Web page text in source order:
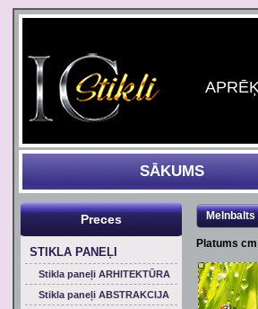
SĀKUMS
Melnbalts
Platums
Preces
STIKLA PANEĻI
Stikla paneļi ARHITEKTŪRA
Stikla paneļi ABSTRAKCIJA